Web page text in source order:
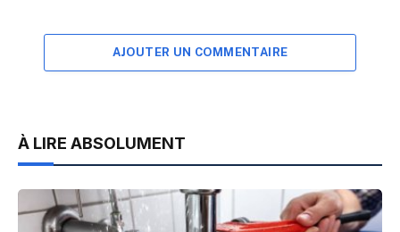
AJOUTER UN COMMENTAIRE
À LIRE ABSOLUMENT